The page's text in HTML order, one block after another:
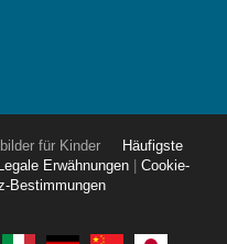
für Kinder
Häufigste
Legale Erwähnungen
Cookie-
Bestimmungen